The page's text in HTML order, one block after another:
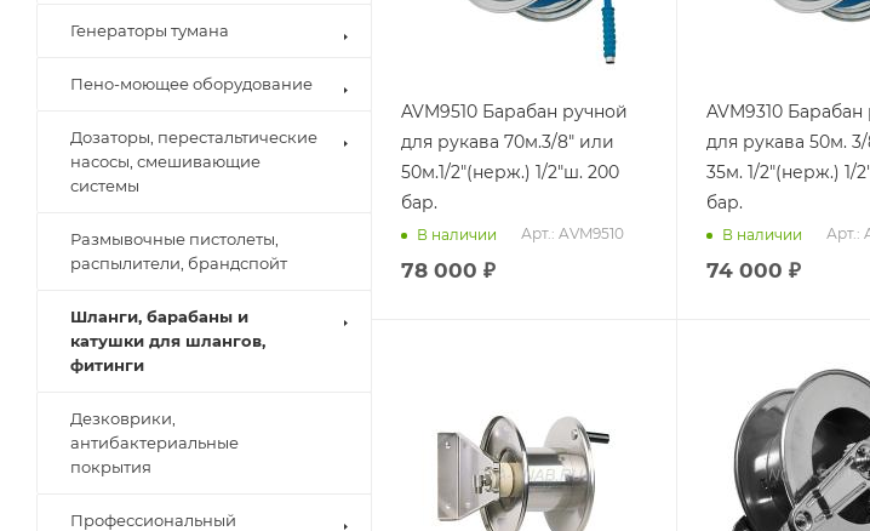
AVM9510 Барабан ручной
для рукава 70м.3/8" или
50м.1/2"(нерж.) 1/2"ш. 200
бар.
В наличии Арт.: AVM9510
78 000 ₽
AVM9310 Барабан
для рукава 50м.
35м. 1/2"(нерж.) 1/2"ш. 200
бар.
В наличии Арт.:
74 000 ₽
Генераторы тумана
Пено-моющее оборудование
Дозаторы, перестальтические
насосы, смешивающие
системы
Размывочные пистолеты,
распылители, брандспойт
Шланги, барабаны и
катушки для шлангов,
фитинги
Дезковрики,
антибактериальные
покрытия
Профессиональный